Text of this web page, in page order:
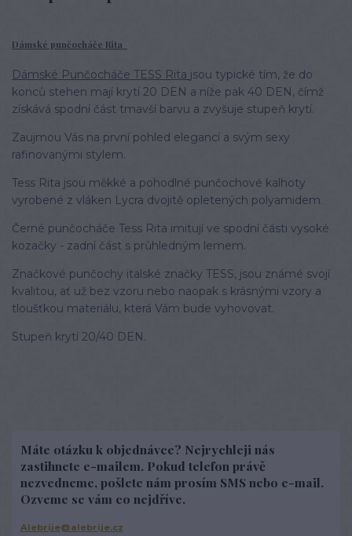
Dámské punčocháče Rita
Dámské Punčocháče TESS Rita jsou typické tím, že do
konců stehen mají krytí 20 DEN a níže pak 40 DEN, čímž
získává spodní část tmavší barvu a zvyšuje stupeň krytí.
Zaujmou Vás na první pohled elegancí a svým sexy
rafinovanými stylem.
Tess Rita jsou měkké a pohodlné punčochové kalhoty
vyrobené z vláken Lycra dvojitě opletených polyamidem.
Černé punčocháče Tess Rita imitují ve spodní části vysoké
kozačky - zadní část s průhledným lemem.
Značkové punčochy italské značky TESS, jsou známé svojí
kvalitou, ať už bez vzoru nebo naopak s krásnými vzory a
tloušťkou materiálu, která Vám bude vyhovovat.
Stupeň krytí 20/40 DEN.
Máte otázku k objednávce? Nejrychleji nás
zastihnete e-mailem. Pokud telefon právě
nezvedneme, pošlete nám prosím SMS nebo e-mail.
Ozveme se vám co nejdříve.
Alebrije@alebrije.cz